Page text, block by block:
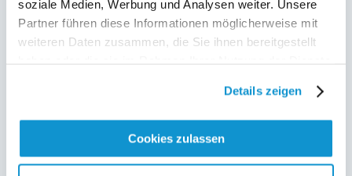
soziale Medien, Werbung und Analysen weiter. Unsere
Partner führen diese Informationen möglicherweise mit
weiteren Daten zusammen, die Sie ihnen bereitgestellt
Details zeigen
Cookies zulassen
2023
TourOne besucht die ITB
Unser Team